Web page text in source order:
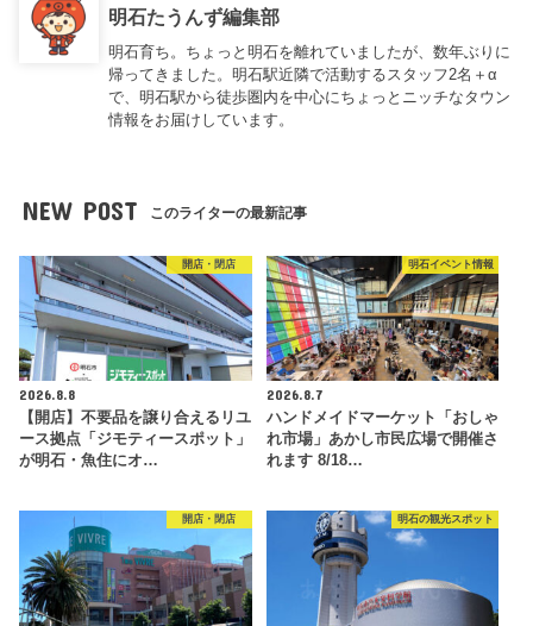
明石たうんず編集部
明石育ち。ちょっと明石を離れていましたが、数年ぶりに
帰ってきました。明石駅近隣で活動するスタッフ2名＋α
で、明石駅から徒歩圏内を中心にちょっとニッチなタウン
情報をお届けしています。
NEW POST このライターの最新記事
開店・閉店
2026.8.8
【開店】不要品を譲り合えるリユ
ース拠点「ジモティースポット」
が明石・魚住にオ…
明石イベント情報
2026.8.7
ハンドメイドマーケット「おしゃ
れ市場」あかし市民広場で開催さ
れます 8/18…
開店・閉店 明石の観光スポット